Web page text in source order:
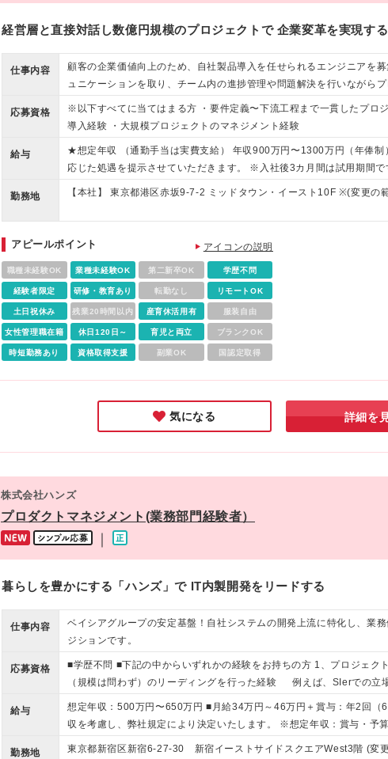
経営層と直接対話し数億円規模のプロジェクトで 企業変革を実現す
仕事内容
顧客の企業価値向上のため、自社製品導入を任せられるエンジニアを
ュニケーションを取り、チーム内の進捗管理や問題解決を行いながら
ます。
応募資格
※以下すべてに当てはまる方 ・要件定義〜下流工程まで一貫したプロ
導入経験 ・大規模プロジェクトのマネジメント経験
給与
★想定年収 （通勤手当は実費支給） 年収900万円〜1300万円（年俸
応じた処遇を提示させていただきます。 ※入社後3カ月間は試用期間で
勤務地 【本社】 東京都港区赤坂9-7-2 ミッドタウン・イースト10F ※(変更の
アピールポイント アイコンの説明
職種未経験OK 業種未経験OK 第二新卒OK 学歴不問
経験者限定 研修・教育あり 転勤なし リモートOK
土日祝休み 残業20時間以内 産育休活用有 服装自由
女性管理職在籍 休日120日～ 育児と両立 ブランクOK
時短勤務あり 資格取得支援 副業OK 国認定取得
気になる 詳細を
株式会社ハンズ
プロダクトマネジメント(業務部門経験者）
暮らしを豊かにする「ハンズ」で IT内製開発をリードする
仕事内容
ベイシアグループの安定基盤！自社システムの開発上流に特化し、業
ジションです。
応募資格
■学歴不問 ■下記の中からいずれかの経験をお持ちの方 1、プロジェ
（規模は問わず）のリーディングを行った経験 例えば、SIerでの立
ら携わった経験 2、プロジェクトマネジメントの経験 システムを1か
策定・管理。 システム設計のご経験 単体アプリ・システムの構成
のの大まかな設計の経験 【求める人物像】 ■変化の激しい小売業界の
きな課題に対して 積極的に自ら課題を発見し、解決への提案をする
給与
想定年収：500万円〜650万円 ■月給34万円～46万円＋賞与：年2回
収を考慮し、弊社規定により決定いたします。 ※想定年収：賞与・予
アリング（いずれも前年ベース）が含まれます。 ※試用期間3ヶ月間の
勤務地 東京都新宿区新宿6-27-30 新宿イーストサイドスクエアWest3階 (変